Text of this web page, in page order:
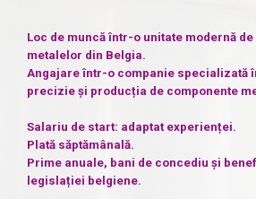
Loc de muncă într-o unitate modernă
metalelor din Belgia.
Angajare într-o companie specializată
precizie și producția de componente
Salariu de start: adaptat experienței.
Plată săptămânală.
Prime anuale, bani de concediu și
legislației belgiene.